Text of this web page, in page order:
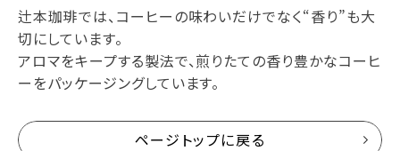
辻本珈琲では、コーヒーの味わいだけでなく“香り”も大
切にしています。
アロマをキープする製法で、煎りたての香り豊かなコーヒ
ーをパッケージングしています。
ページトップに戻る